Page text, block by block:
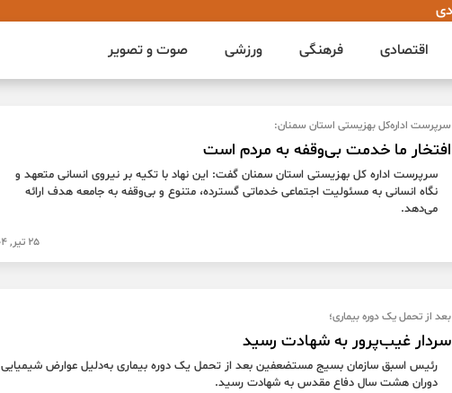
اقتصادی فرهنگی ورزشی صوت و تصویر
سرپرست اداره‌کل بهزیستی استان سمنان:
افتخار ما خدمت بی‌وقفه به مردم است
سرپرست اداره کل بهزیستی استان سمنان گفت: این نهاد با تکیه بر نیروی انسانی متعهد و
نگاه انسانی به مسئولیت اجتماعی خدماتی گسترده، متنوع و بی‌وقفه به جامعه هدف ارائه
می‌دهد.
25 تیر, 1404
بعد از تحمل یک دوره بیماری؛
سردار غیب‌پرور به شهادت رسید
رئیس اسبق سازمان بسیج مستضعفین بعد از تحمل یک دوره بیماری به‌دلیل عوارض شیمیایی
دوران هشت سال دفاع مقدس به شهادت رسید.